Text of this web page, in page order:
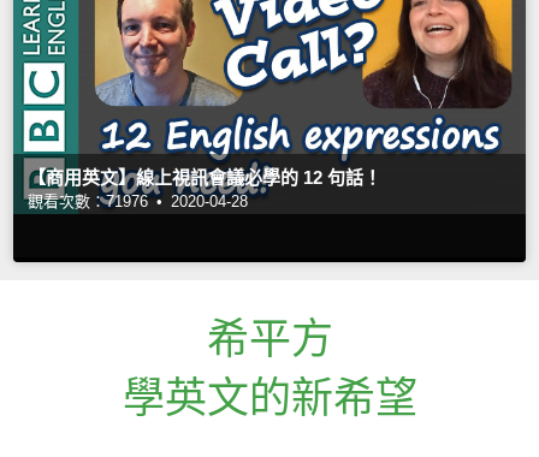
【商用英文】線上視訊會議必學的 12 句話！
觀看次數：71976 • 2020-04-28
希平方
學英文的新希望